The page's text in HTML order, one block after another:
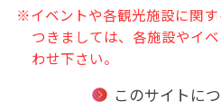
※イベントや各観光施設に関
つきましては、各施設やイ
わせ下さい。
このサイトに